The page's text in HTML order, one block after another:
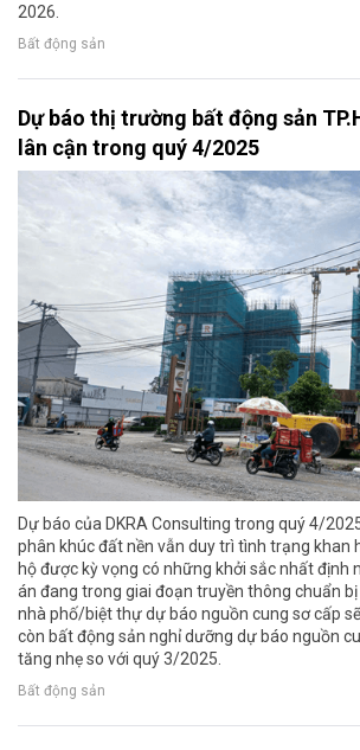
2026.
Bất động sản
Dự báo thị trường bất động sản
lân cận trong quý 4/2025
Dự báo của DKRA Consulting trong quý 4/
phân khúc đất nền vẫn duy trì tình trạng khan
hộ được kỳ vọng có những khởi sắc nhất định
án đang trong giai đoạn truyền thông chuẩn
nhà phố/biệt thự dự báo nguồn cung sơ cấp
còn bất động sản nghỉ dưỡng dự báo nguồn
tăng nhẹ so với quý 3/2025.
Bất động sản